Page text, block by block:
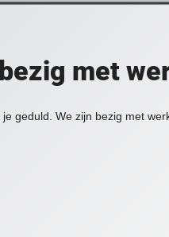
met
geduld. We zijn bezig met